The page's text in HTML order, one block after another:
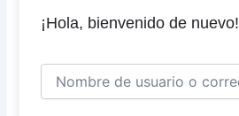
¡Hola, bienvenido de nuevo!